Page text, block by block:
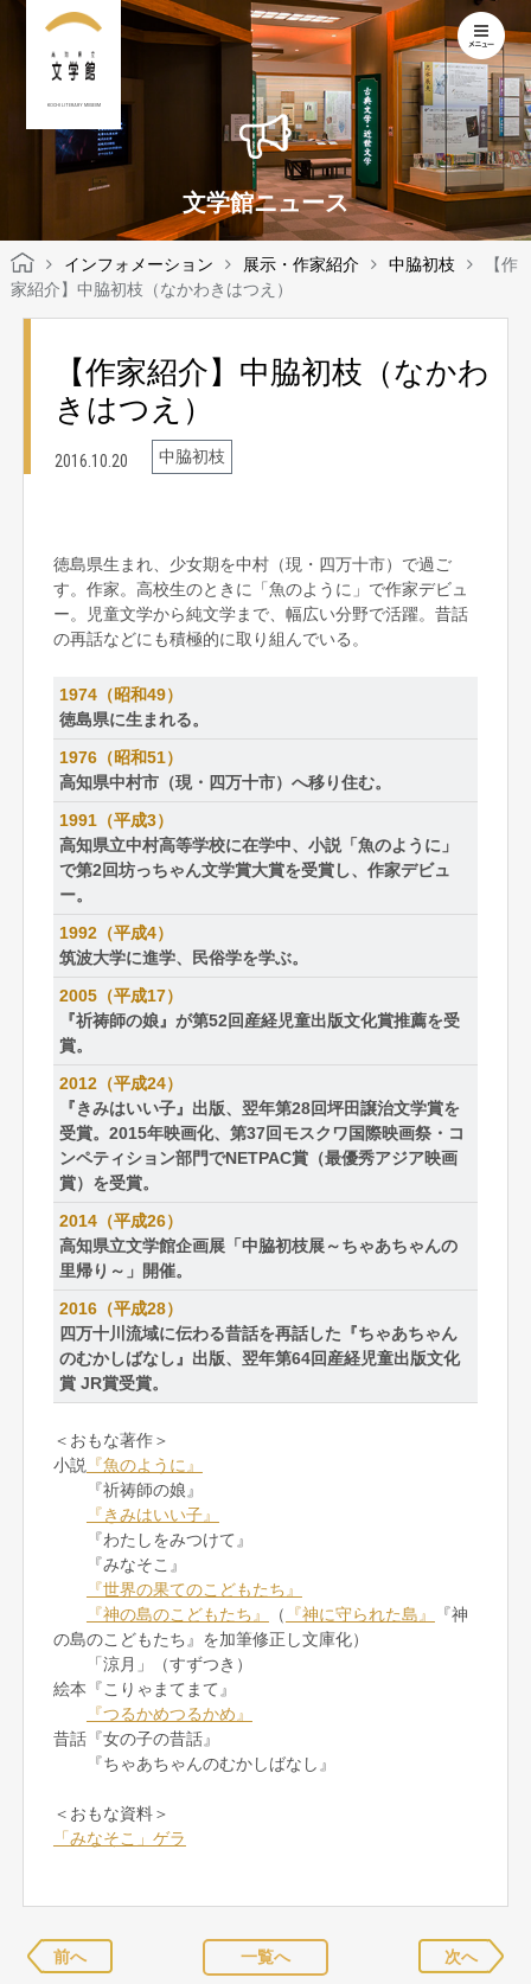
KOCHI LITERARY MUSEUM
文学館ニュース
インフォメーション 展示・作家紹介 中脇初枝
【作
家紹介】中脇初枝（なかわきはつえ）
【作家紹介】中脇初枝（なかわ
きはつえ）
2016.10.20 中脇初枝
徳島県生まれ、少女期を中村（現・四万十市）で過ご
す。作家。高校生のときに「魚のように」で作家デビュ
ー。児童文学から純文学まで、幅広い分野で活躍。昔話
の再話などにも積極的に取り組んでいる。
1974（昭和49）
徳島県に生まれる。
1976（昭和51）
高知県中村市（現・四万十市）へ移り住む。
1991（平成3）
高知県立中村高等学校に在学中、小説「魚のように」
で第2回坊っちゃん文学賞大賞を受賞し、作家デビュ
ー。
1992（平成4）
筑波大学に進学、民俗学を学ぶ。
2005（平成17）
『祈祷師の娘』が第52回産経児童出版文化賞推薦を受
賞。
2012（平成24）
『きみはいい子』出版、翌年第28回坪田譲治文学賞を
受賞。2015年映画化、第37回モスクワ国際映画祭・コ
ンペティション部門でNETPAC賞（最優秀アジア映画
賞）を受賞。
2014（平成26）
高知県立文学館企画展「中脇初枝展～ちゃあちゃんの
里帰り～」開催。
2016（平成28）
四万十川流域に伝わる昔話を再話した『ちゃあちゃん
のむかしばなし』出版、翌年第64回産経児童出版文化
賞 JR賞受賞。
＜おもな著作＞
小説
『魚のように』
『祈祷師の娘』
『きみはいい子』
『わたしをみつけて』
『みなそこ』
『世界の果てのこどもたち』
『神の島のこどもたち』
（ 『神に守られた島』
『神
の島のこどもたち』を加筆修正し文庫化）
「涼月」（すずつき）
絵本『こりゃまてまて』
『つるかめつるかめ』
昔話『女の子の昔話』
『ちゃあちゃんのむかしばなし』
＜おもな資料＞
「みなそこ」ゲラ
前へ 一覧へ 次へ